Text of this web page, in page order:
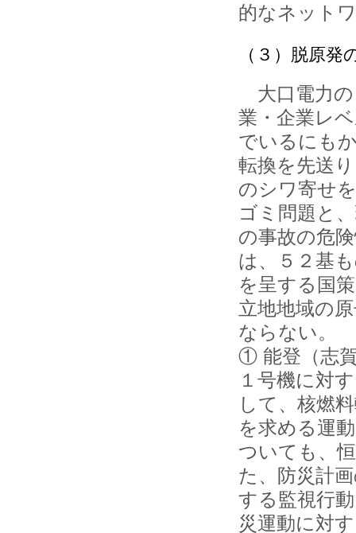
的なネット
（３）脱原発
大口電力の
業・企業レ
でいるにも
転換を先送
のシワ寄せ
ゴミ問題と
の事故の危
は、５２基
を呈する国
立地地域の
ならない。
① 能登（志
１号機に対
して、核燃
を求める運
ついても、
た、防災計
する監視行
災運動に対